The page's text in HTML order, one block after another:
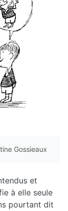
Gossieaux
et
à elle seule
pourtant dit